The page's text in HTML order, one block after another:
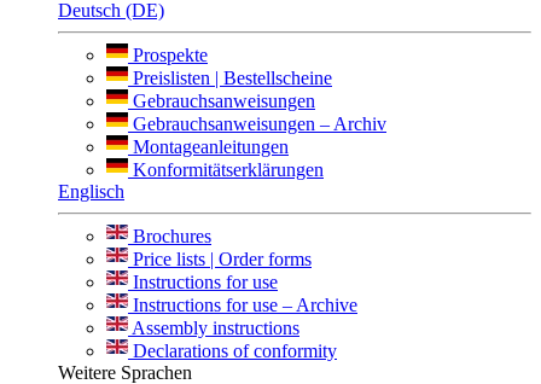
Deutsch (DE)
Prospekte
Preislisten | Bestellscheine
Gebrauchsanweisungen
Gebrauchsanweisungen – Archiv
Montageanleitungen
Konformitätserklärungen
Englisch
Brochures
Price lists | Order forms
Instructions for use
Instructions for use – Archive
Assembly instructions
Declarations of conformity
Weitere Sprachen